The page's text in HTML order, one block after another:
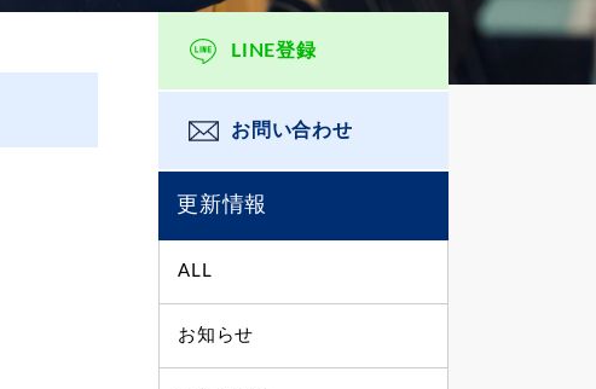
LINE登録
お問い合わせ
更新情報
ALL
お知らせ